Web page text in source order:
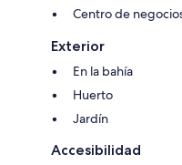
Centro de
Exterior
En la bahía
Huerto
Jardín
Accesibilidad